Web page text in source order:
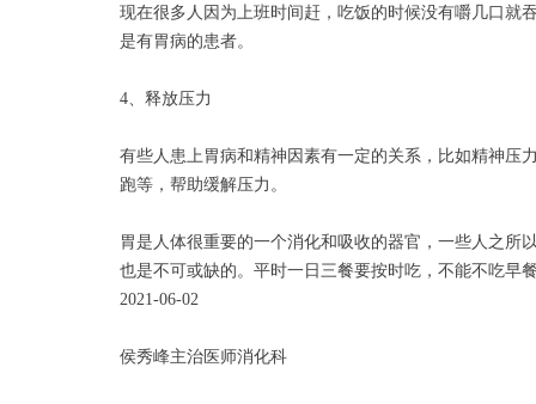
现在很多人因为上班时间赶，吃饭的时候没有嚼几口就
是有胃病的患者。
4、释放压力
有些人患上胃病和精神因素有一定的关系，比如精神压
跑等，帮助缓解压力。
胃是人体很重要的一个消化和吸收的器官，一些人之所
也是不可或缺的。平时一日三餐要按时吃，不能不吃早
2021-06-02
侯秀峰主治医师消化科